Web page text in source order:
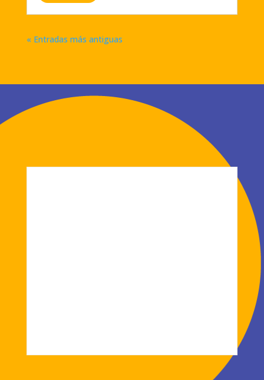
« Entradas más antiguas